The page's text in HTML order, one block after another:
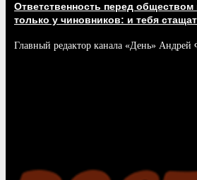
Ответственность перед
только у чиновников: и тебя
Главный редактор канала «День»